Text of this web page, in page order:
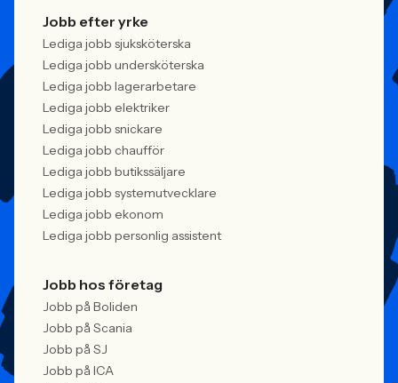
Jobb efter yrke
Lediga jobb sjuksköterska
Lediga jobb undersköterska
Lediga jobb lagerarbetare
Lediga jobb elektriker
Lediga jobb snickare
Lediga jobb chaufför
Lediga jobb butikssäljare
Lediga jobb systemutvecklare
Lediga jobb ekonom
Lediga jobb personlig assistent
Jobb hos företag
Jobb på Boliden
Jobb på Scania
Jobb på SJ
Jobb på ICA